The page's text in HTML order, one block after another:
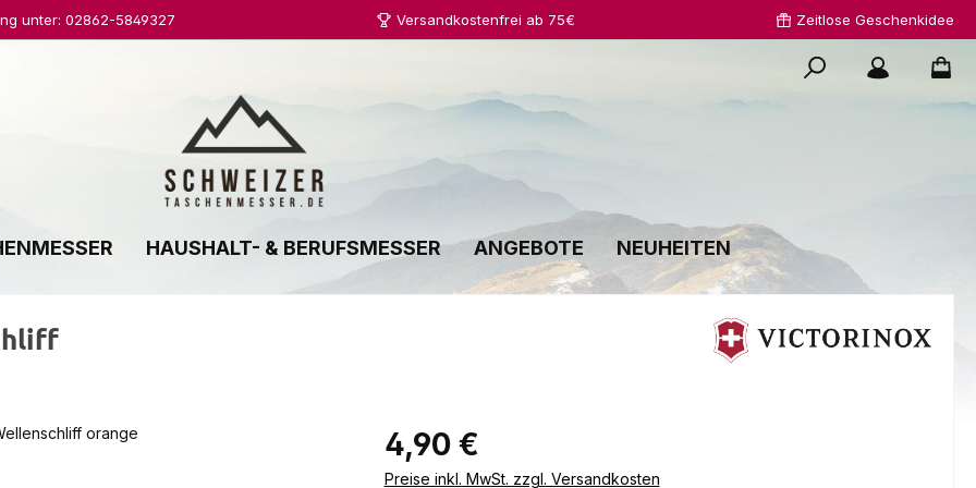
unter: 02862-5849327 Versandkostenfrei ab 75€ Zeitlose Geschenkidee
HAUSHALT- & BERUFSMESSER ANGEBOTE NEUHEITEN
Regulärer Preis:
4,90 €
Preise inkl. MwSt. zzgl. Versandkosten